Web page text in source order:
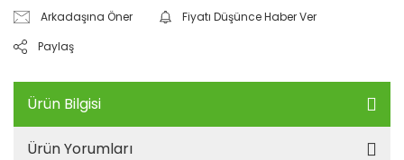
Arkadaşına Öner
Fiyatı Düşünce Haber Ver
Paylaş
Ürün Bilgisi
Ürün Yorumları